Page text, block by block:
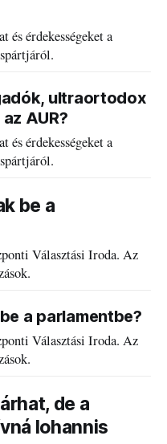
érdekességeket a
ultraortodox
AUR?
érdekességeket a
be a
Választási Iroda. Az
a parlamentbe?
Választási Iroda. Az
de a
Iohannis